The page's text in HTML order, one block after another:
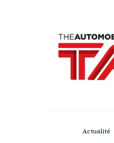
Actualité